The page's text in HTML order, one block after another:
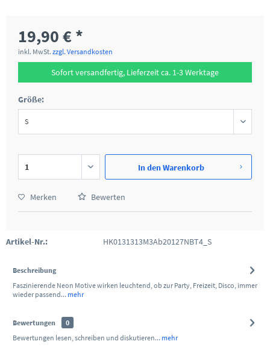
19,90 € *
inkl. MwSt. zzgl. Versandkosten
Sofort versandfertig, Lieferzeit ca. 1-3 Werktage
Größe:
In denWarenkorb
Merken Bewerten
Artikel-Nr.: HK0131313M3Ab20127NBT4_S
Beschreibung
Faszinierende Neon Motive wirken leuchtend, ob zur Party, Freizeit, Disco, immer
wieder passend... mehr
Bewertungen
0
Bewertungen lesen, schreiben und diskutieren... mehr